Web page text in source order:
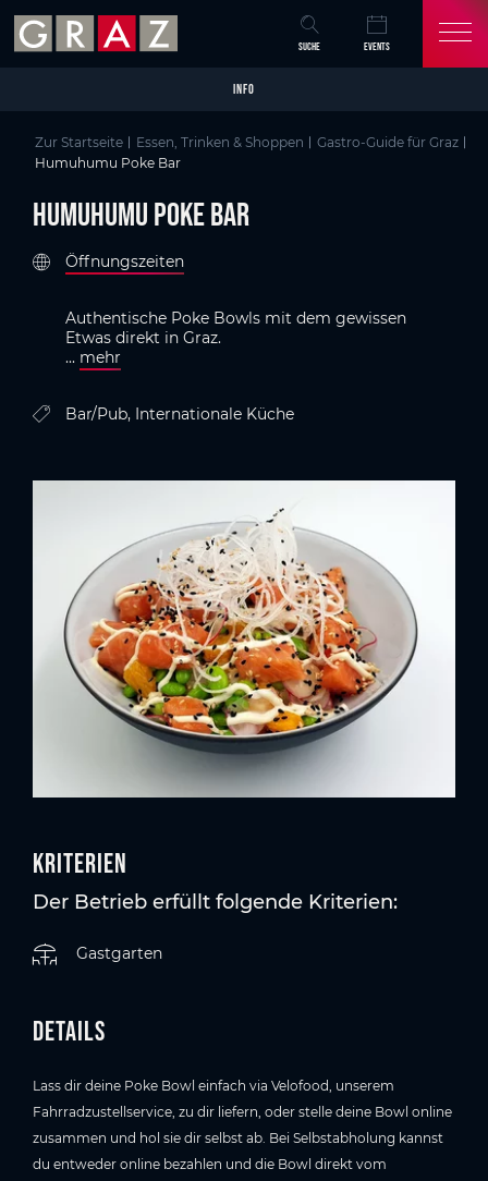
Skip to main content
Skip to table of contents
Skip to main navigation
SUCHE EVENTS
INFO
Zur Startseite Essen, Trinken & Shoppen
Gastro-Guide für Graz
Humuhumu Poke Bar
Humuhumu Poke Bar
Öffnungszeiten
Authentische Poke Bowls mit dem gewissen
Etwas direkt in Graz.
... mehr
Bar/Pub, Internationale Küche
Kriterien
Der Betrieb erfüllt folgende Kriterien:
Gastgarten
Details
Lass dir deine Poke Bowl einfach via Velofood, unserem
Fahrradzustellservice, zu dir liefern, oder stelle deine Bowl online
zusammen und hol sie dir selbst ab. Bei Selbstabholung kannst
du entweder online bezahlen und die Bowl direkt vom